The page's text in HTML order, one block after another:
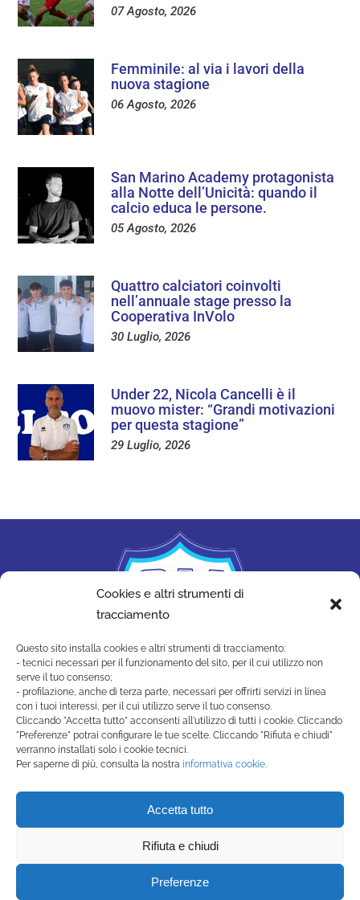
Cookies e altri strumenti di
tracciamento
Questo sito installa cookies e altri strumenti di tracciamento:
- tecnici necessari per il funzionamento del sito, per il cui utilizzo non
serve il tuo consenso;
- profilazione, anche di terza parte, necessari per offrirti servizi in linea
con i tuoi interessi, per il cui utilizzo serve il tuo consenso.
Cliccando "Accetta tutto" acconsenti all'utilizzo di tutti i cookie. Cliccando
"Preferenze" potrai configurare le tue scelte. Cliccando "Rifiuta e chiudi"
verranno installati solo i cookie tecnici.
Per saperne di più, consulta la nostra informativa cookie.
Accetta tutto
Rifiuta e chiudi
Preferenze
07 Agosto, 2026
Femminile: al via i lavori della
nuova stagione
06 Agosto, 2026
San Marino Academy protagonista
alla Notte dell’Unicità: quando il
calcio educa le persone.
05 Agosto, 2026
Quattro calciatori coinvolti
nell’annuale stage presso la
Cooperativa InVolo
30 Luglio, 2026
Under 22, Nicola Cancelli è il
muovo mister: “Grandi motivazioni
per questa stagione”
29 Luglio, 2026
SAN MARINO ACADEMY
Strada di Montecchio, 17 47890
(+378) 0549 990515 -
segreteria@sanmarinoacademy.sm
Privacy Policy- Cookie Policy